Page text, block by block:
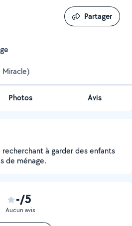
Miracle)
Partager
Partager
Photos Avis
à garder des enfants
de ménage.
-/5
Aucun avis